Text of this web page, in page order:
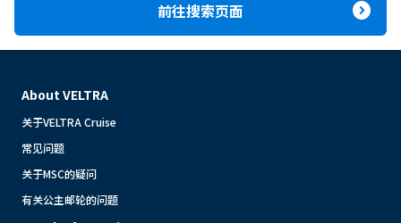
前往搜索页面 expand_circle_right
About VELTRA
关于VELTRA Cruise
常见问题
关于MSC的疑问
有关公主邮轮的问题